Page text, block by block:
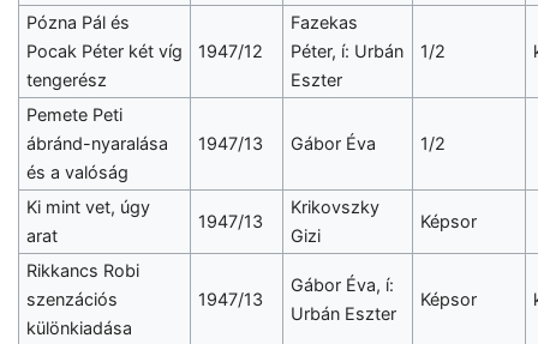
Pózna Pál és
Pocak Péter két víg
tengerész
1947/12
Fazekas
Péter, í: Urbán
Eszter
1/2
Pemete Peti
ábránd-nyaralása
és a valóság
1947/13 Gábor Éva 1/2
Ki mint vet, úgy
arat
1947/13
Krikovszky
Gizi
Képsor
Rikkancs Robi
szenzációs
különkiadása
1947/13
Gábor Éva, í:
Urbán Eszter
Képsor